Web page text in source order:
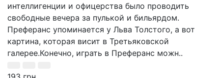
интеллигенции и офицерства было проводить
свободные вечера за пулькой и бильярдом.
Преферанс упоминается у Льва Толстого, а вот
картина, которая висит в Третьяковской
галерее.Конечно, играть в Преферанс можн..